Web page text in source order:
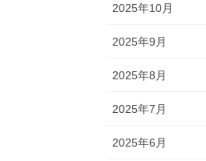
2025年10月
2025年9月
2025年8月
2025年7月
2025年6月